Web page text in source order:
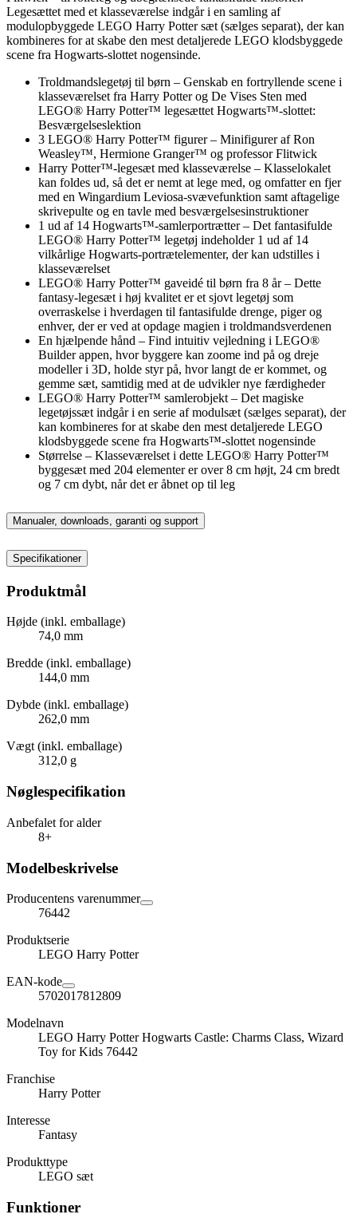
Legesættet med et klasseværelse indgår i en samling af
modulopbyggede LEGO Harry Potter sæt (sælges separat), der kan
kombineres for at skabe den mest detaljerede LEGO klodsbyggede
scene fra Hogwarts-slottet nogensinde.
Troldmandslegetøj til børn – Genskab en fortryllende scene i
klasseværelset fra Harry Potter og De Vises Sten med
LEGO® Harry Potter™ legesættet Hogwarts™-slottet:
Besværgelseslektion
3 LEGO® Harry Potter™ figurer – Minifigurer af Ron
Weasley™, Hermione Granger™ og professor Flitwick
Harry Potter™-legesæt med klasseværelse – Klasselokalet
kan foldes ud, så det er nemt at lege med, og omfatter en fjer
med en Wingardium Leviosa-svævefunktion samt aftagelige
skrivepulte og en tavle med besværgelsesinstruktioner
1 ud af 14 Hogwarts™-samlerportrætter – Det fantasifulde
LEGO® Harry Potter™ legetøj indeholder 1 ud af 14
vilkårlige Hogwarts-portrætelementer, der kan udstilles i
klasseværelset
LEGO® Harry Potter™ gaveidé til børn fra 8 år – Dette
fantasy-legesæt i høj kvalitet er et sjovt legetøj som
overraskelse i hverdagen til fantasifulde drenge, piger og
enhver, der er ved at opdage magien i troldmandsverdenen
En hjælpende hånd – Find intuitiv vejledning i LEGO®
Builder appen, hvor byggere kan zoome ind på og dreje
modeller i 3D, holde styr på, hvor langt de er kommet, og
gemme sæt, samtidig med at de udvikler nye færdigheder
LEGO® Harry Potter™ samlerobjekt – Det magiske
legetøjssæt indgår i en serie af modulsæt (sælges separat), der
kan kombineres for at skabe den mest detaljerede LEGO
klodsbyggede scene fra Hogwarts™-slottet nogensinde
Størrelse – Klasseværelset i dette LEGO® Harry Potter™
byggesæt med 204 elementer er over 8 cm højt, 24 cm bredt
og 7 cm dybt, når det er åbnet op til leg
Manualer, downloads, garanti og support
Specifikationer
Produktmål
Højde (inkl. emballage)
74,0 mm
Bredde (inkl. emballage)
144,0 mm
Dybde (inkl. emballage)
262,0 mm
Vægt (inkl. emballage)
312,0 g
Nøglespecifikation
Anbefalet for alder
8+
Modelbeskrivelse
Producentens varenummer
76442
Produktserie
LEGO Harry Potter
EAN-kode
5702017812809
Modelnavn
LEGO Harry Potter Hogwarts Castle: Charms Class, Wizard
Toy for Kids 76442
Franchise
Harry Potter
Interesse
Fantasy
Produkttype
LEGO sæt
Funktioner